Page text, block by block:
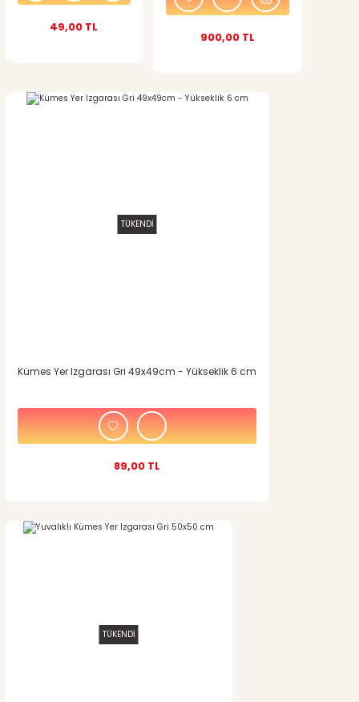
49,00 TL
900,00 TL
TÜKENDİ
Kümes Yer Izgarası Gri 49x49cm - Yükseklik 6 cm
89,00 TL
TÜKENDİ